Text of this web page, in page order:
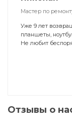
Мастер по
Уже 9 лет
планшеты,
Не любит
Отзывы о